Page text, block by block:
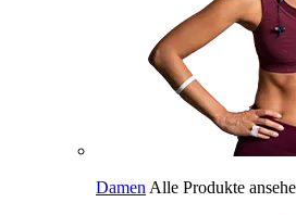
Damen Alle Produkte